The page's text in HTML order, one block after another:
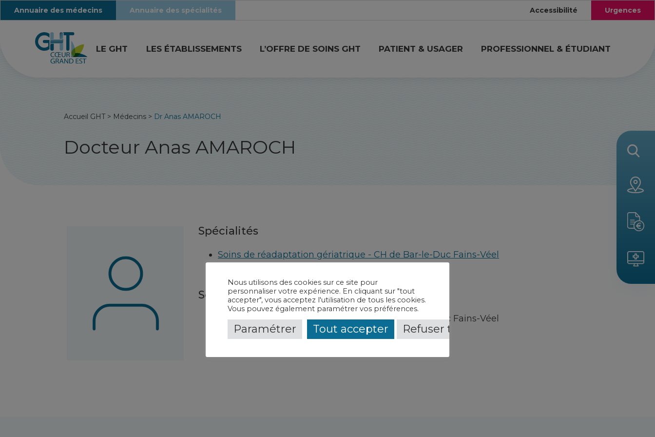
Annuaire des médecins Annuaire des spécialités Accessibilité Urgences
LE GHT LES ÉTABLISSEMENTS L’OFFRE DE SOINS GHT PATIENT & USAGER PROFESSIONNEL & ÉTUDIANT
Accueil GHT> Médecins > Dr Anas AMAROCH
Docteur Anas AMAROCH
Spécialités
Soins de réadaptation gériatrique - CH de Bar-le-Duc Fains-Véel
Service(s) et contact(s)
Soins de réadaptation gériatrique-CH de Bar-le-Duc Fains-Véel
Oncogériatrie-CH de Bar-le-Duc Fains-Véel
Nous utilisons des cookies sur ce site pour
personnaliser votre expérience. En cliquant sur "tout
accepter", vous acceptez l'utilisation de tous les cookies.
Vous pouvez également paramétrer vos préférences.
Paramétrer Tout accepter Refuser tout